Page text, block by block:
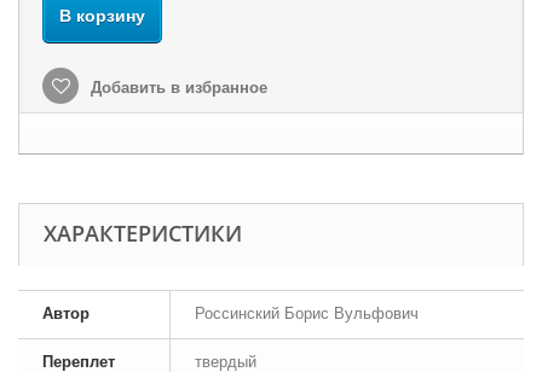
В корзину
Добавить в избранное
ХАРАКТЕРИСТИКИ
Автор Россинский Борис Вульфович
Переплет твердый